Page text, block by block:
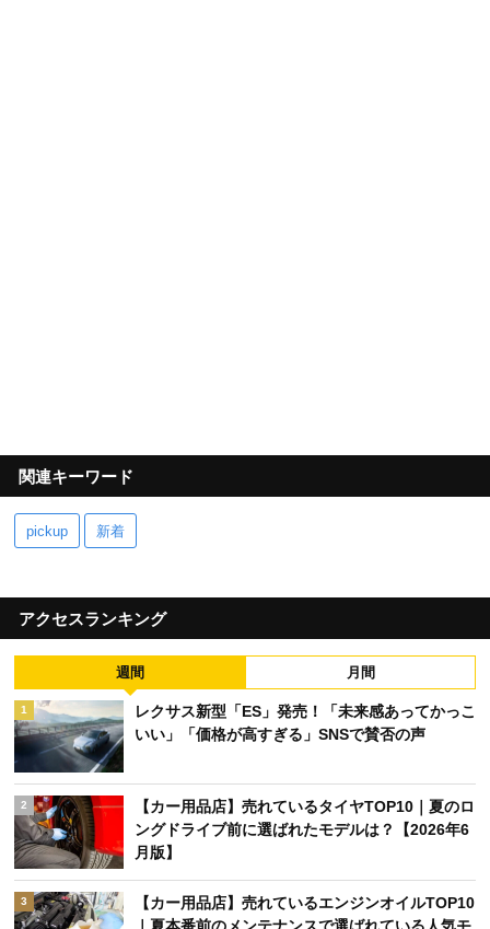
関連キーワード
pickup 新着
アクセスランキング
週間 月間
1
レクサス新型「ES」発売！「未来感あってかっこ
いい」「価格が高すぎる」SNSで賛否の声
2
【カー用品店】売れているタイヤTOP10｜夏のロ
ングドライブ前に選ばれたモデルは？【2026年6
月版】
3
【カー用品店】売れているエンジンオイルTOP10